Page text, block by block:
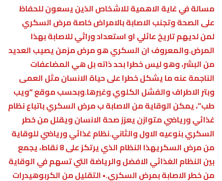
مسالة في غاية الاهمية للاشخاص الذين يسعون للحفاظ
على الصحة وتجنب الاصابة بالامراض خاصة مرض السكري
لمن لديهم تاريخ عائلي او استعداد وراثي للاصابة بهذا
المرض.والمعروف ان السكري هو مرض مزمن يصيب العديد
من البشر، وهو ليس خطرا بحد ذاته بل هي المضاعفات
الناجمة عنه ما يشكل خطرا على حياة الانسان مثل العمى
وبتر الاطراف والفشل الكلوي وغيرها.وبحسب موقع “ويب
طب”، يمكن الوقاية من الاصابة ب مرض السكري باتباع نظام
غذائي ورياضي متوازن يعزز صحة الانسان ويقلل من خطر
السكري بنوعيه الاول والثاني.نظام غذائي ورياضي للوقاية
من مرض السكريهذا النظام الذي يرتكز على 8 نقاط، يجمع
بين النظام الغذائي الافضل والرياضة التي تسهم في الوقاية
من خطر الاصابة بمرض السكري.• التقليل من الكربوهيدرات